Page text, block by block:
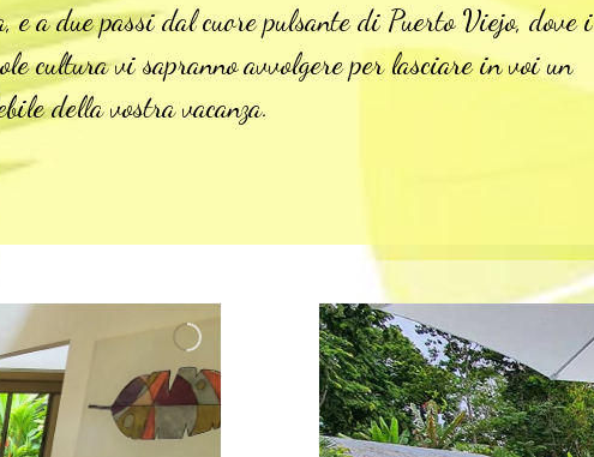
a due passi dal cuore pulsante di Puerto Viejo, dove i
cultura vi sapranno avvolgere per lasciare in voi un
della vostra vacanza.